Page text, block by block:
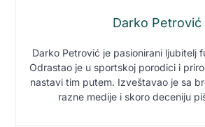
Darko Petrović
Darko Petrović je pasionirani ljubitelj
Odrastao je u sportskoj porodici i
nastavi tim putem. Izveštavao je sa
razne medije i skoro deceniju